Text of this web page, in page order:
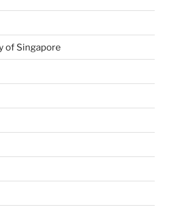
of Singapore